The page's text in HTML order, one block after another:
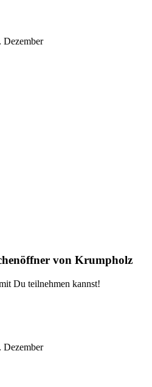
Dezember
von Krumpholz
Du teilnehmen kannst!
Dezember